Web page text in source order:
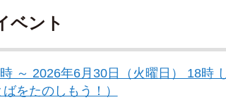
ベント
～ 2026年6月30日（火曜日） 18時
をたのしもう！）